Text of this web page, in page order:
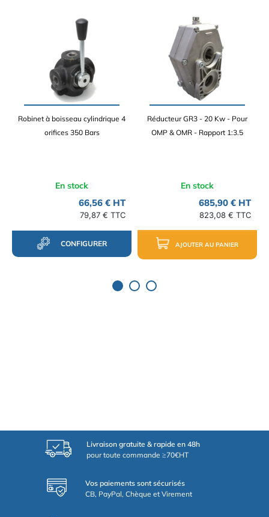
Robinet à boisseau cylindrique 4
orifices 350 Bars
En stock
66,56 € HT
79,87 € TTC
CONFIGURER
Réducteur GR3 - 20 Kw - Pour
OMP & OMR - Rapport 1:3.5
En stock
685,90 € HT
823,08 € TTC
AJOUTER AU PANIER
Livraison gratuite & rapide en 48h
pour toute commande ≥70€HT
Vos paiements sont sécurisés
CB, PayPal, Chèque et Virement